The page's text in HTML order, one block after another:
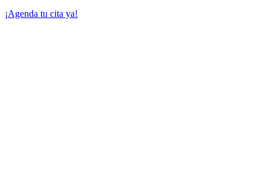
¡Agenda tu cita ya!